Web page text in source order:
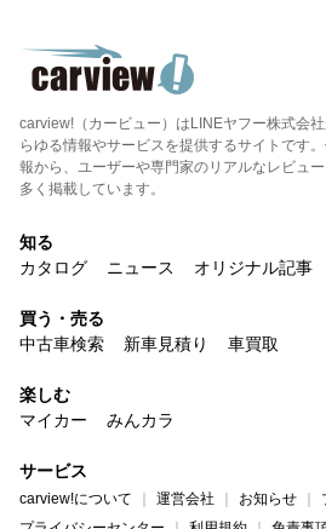
carview!（カービュー）はLINEヤフー株式会
らゆる情報やサービスを提供するサイトです
報から、ユーザーや専門家のリアルなレビュ
多く掲載しています。
知る
カタログ
ニュース オリジナル記事
買う・売る
中古車検索
新車見積り 車買取
楽しむ
マイカー
みんカラ
サービス
carview!について 運営会社 お知らせ